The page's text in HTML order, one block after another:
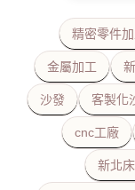
精密零件
金屬加工
沙發 客製化
cnc工廠
新北